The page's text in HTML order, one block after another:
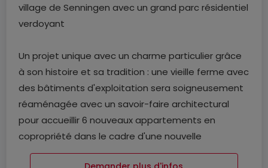
village de Senningen avec un grand parc résidentiel
verdoyant
Un projet unique avec un charme particulier grâce
à son histoire et sa tradition : une vieille ferme avec
des bâtiments d'exploitation sera soigneusement
réaménagée avec un savoir-faire architectural
pour accueillir 6 nouveaux appartements en
copropriété dans le cadre d'une nouvelle
construction. De plus, une ancienne "hall de fruits et